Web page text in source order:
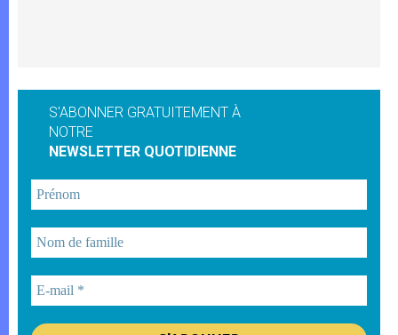
S'ABONNER GRATUITEMENT À
NOTRE
NEWSLETTER QUOTIDIENNE